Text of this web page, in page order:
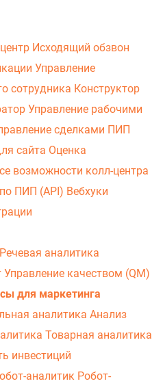
Исходящий обзвон
Управление
сотрудника Конструктор
Управление рабочими
сделками ПИП
сайта Оценка
возможности колл-центра
ПИП (API) Вебхуки
Речевая аналитика
Управление качеством (QM)
для маркетинга
аналитика Анализ
Товарная аналитика
инвестиций
аналитик Робот-